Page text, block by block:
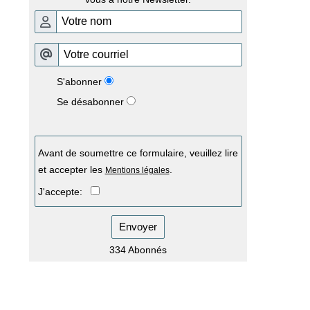
S'abonner
Se désabonner
Avant de soumettre ce formulaire, veuillez lire
et accepter les Mentions légales.
J'accepte:
Envoyer
334 Abonnés